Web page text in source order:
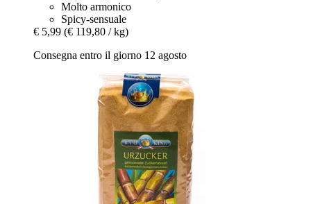
Molto armonico
Spicy-sensuale
€ 5,99 (€ 119,80 / kg)
Consegna entro il giorno 12 agosto